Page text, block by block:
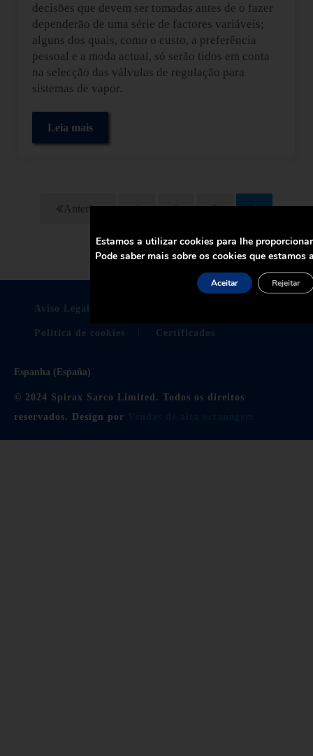
decisões que devem ser tomadas antes de o fazer
dependerão de uma série de factores variáveis;
alguns dos quais, como o custo, a preferência
pessoal e a moda actual, só serão tidos em conta
na selecção das válvulas de regulação para
sistemas de vapor.
Leia maisComo selecionar as válvulas de controle para
Anterior 1 2 3 4
Aviso Legal
Política de cookies Certificados
Espanha (España)
© 2024 Spirax Sarco Limited. Todos os direitos
reservados. Design por
Estamos a utilizar cookies para lhe
Pode saber mais sobre os cookies que
Aceitar Rejeitar